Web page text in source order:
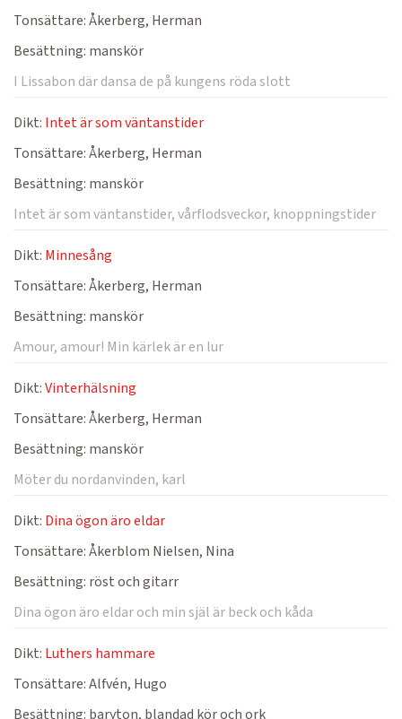
Tonsättare:Åkerberg, Herman
Besättning: manskör
I Lissabon där dansa de på kungens röda slott
Dikt: Intet är som väntanstider
Tonsättare:Åkerberg, Herman
Besättning: manskör
Intet är som väntanstider, vårflodsveckor, knoppningstider
Dikt: Minnesång
Tonsättare:Åkerberg, Herman
Besättning: manskör
Amour, amour! Min kärlek är en lur
Dikt:Vinterhälsning
Tonsättare:Åkerberg, Herman
Besättning: manskör
Möter du nordanvinden, karl
Dikt: Dina ögon äro eldar
Tonsättare:Åkerblom Nielsen, Nina
Besättning: röst och gitarr
Dina ögon äro eldar och min själ är beck och kåda
Dikt: Luthers hammare
Tonsättare:Alfvén, Hugo
Besättning: baryton, blandad kör och ork